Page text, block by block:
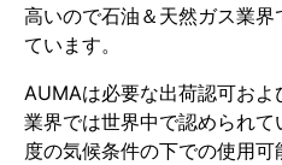
高いので石油＆天然ガス業
ています。
AUMAは必要な出荷認可およ
業界では世界中で認められ
度の気候条件の下での使用